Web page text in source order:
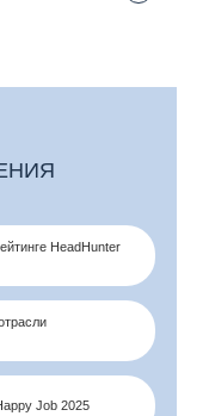
HeadHunter
Job 2025